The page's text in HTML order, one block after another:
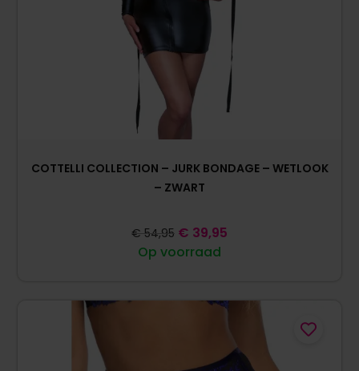
COTTELLI COLLECTION – JURK BONDAGE – WETLOOK
– ZWART
Op voorraad
€ 54,95 € 39,95